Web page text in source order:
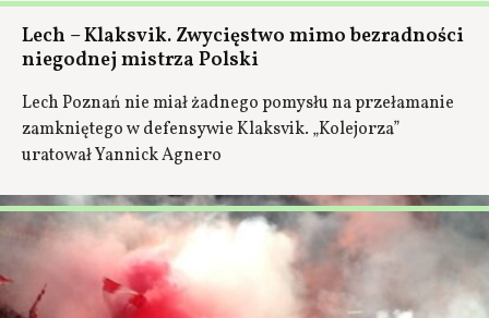
Lech – Klaksvik. Zwycięstwo mimo bezradności
niegodnej mistrza Polski
Lech Poznań nie miał żadnego pomysłu na przełamanie
zamkniętego w defensywie Klaksvik. „Kolejorza”
uratował Yannick Agnero